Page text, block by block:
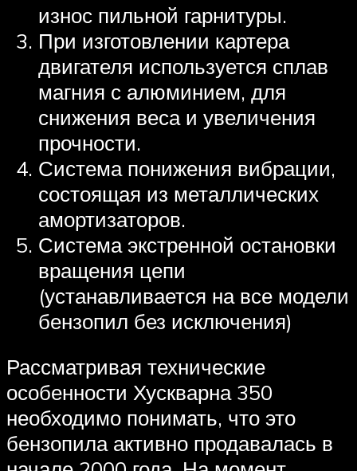
износ пильной гарнитуры.
При изготовлении картера
двигателя используется сплав
магния с алюминием, для
снижения веса и увеличения
прочности.
Система понижения вибрации,
состоящая из металлических
амортизаторов.
Система экстренной остановки
вращения цепи
(устанавливается на все модели
бензопил без исключения)
Рассматривая технические
особенности Хускварна 350
необходимо понимать, что это
бензопила активно продавалась в